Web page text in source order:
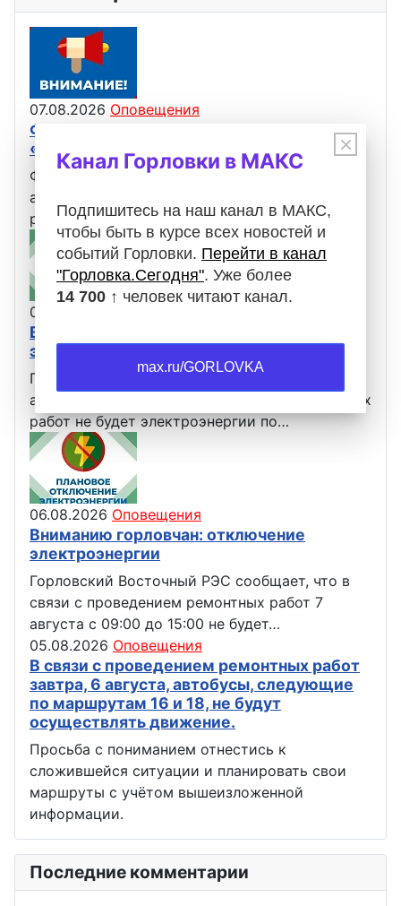
07.08.2026 Оповещения
Филиал «Горловское ПУВКХ» ГУП ДНР
«ВОДА ДОНБАССА» информирует
Филиал «Горловское ПУВКХ» сообщает, что 7
августа в связи с проведением ремонтных
работ изменен график подачи воды от…
06.08.2026
Вниманию горловчан: отключение
электроэнергии
Горловский РЭС сообщает, что в связи с
аварийной ситуацией до окончания ремонтных
работ не будет электроэнергии по…
06.08.2026 Оповещения
Вниманию горловчан: отключение
электроэнергии
Горловский Восточный РЭС сообщает, что в
связи с проведением ремонтных работ 7
августа с 09:00 до 15:00 не будет…
05.08.2026 Оповещения
В связи с проведением ремонтных работ
завтра, 6 августа, автобусы, следующие
по маршрутам 16 и 18, не будут
осуществлять движение.
Просьба с пониманием отнестись к
сложившейся ситуации и планировать свои
маршруты с учётом вышеизложенной
информации.
Последние комментарии
×
Канал Горловки в МАКС
Подпишитесь на наш канал в МАКС,
чтобы быть в курсе всех новостей и
событий Горловки. Перейти в канал
"Горловка.Сегодня". Уже более
14 700 ↑ человек читают канал.
max.ru/GORLOVKA